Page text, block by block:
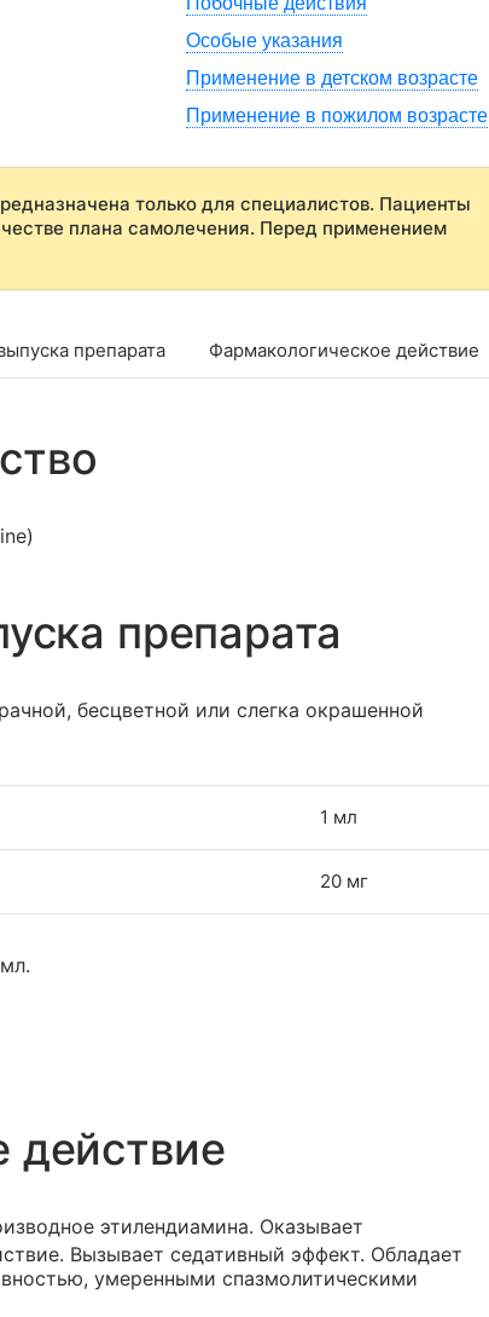
Особые указания
Применение в детском возрасте
Применение в пожилом возрасте
только для специалистов. Пациенты
плана самолечения. Перед применением
препарата Фармакологическое действие
препарата
бесцветной или слегка окрашенной
1 мл
20 мг
действие
этилендиамина. Оказывает
Вызывает седативный эффект. Обладает
умеренными спазмолитическими